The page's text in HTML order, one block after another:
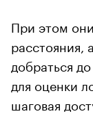
При этом
расстояния,
добраться
для оценки
шаговая